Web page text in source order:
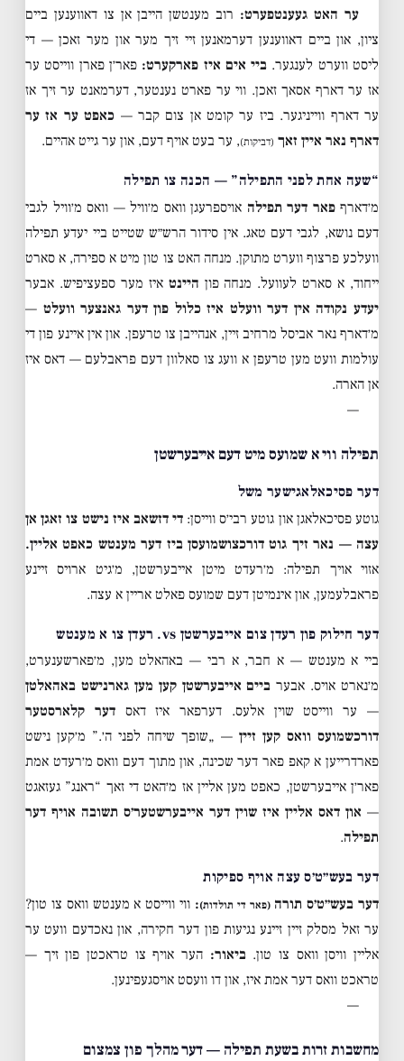
ער האט געענטפערט: רוב מענטשן הייבן אן צו דאווענען ביים
ציון, און ביים דאווענען דערמאנען זיי זיך מער און מער זאכן — די
ליסט ווערט לענגער. ביי אים איז פארקערט: פאר׳ן פארן ווייסט ער
אז ער דארף אסאך זאכן. ווי ער פארט נענטער, דערמאנט ער זיך אז
ער דארף ווייניגער. ביז ער קומט אן צום קבר — כאפט ער אז ער
דארף נאר איין זאך (דביקות), ער בעט אויף דעם, און ער גייט אהיים.
“שעה אחת לפני התפילה” — הכנה צו תפילה
מ׳דארףפאר דער תפילה אויספרעגן וואס מ׳וויל — וואס מ׳וויל לגבי
דעם נושא, לגבי דעם טאג. אין סידור הרש״ש שטייט ביי יעדע תפילה
וועלכע פרצוף ווערט מתוקן. מנחה האט צו טון מיט א ספירה, א סארט
ייחוד, א סארט לעוועל. מנחה פון היינט איז מער ספעציפיש. אבער
יעדע נקודה אין דער וועלט איז כלול פון דער גאנצער וועלט —
מ׳דארף נאר אביסל מרחיב זיין, אנהייבן צו טרעפן. און אין איינע פון די
עולמות וועט מען טרעפן א וועג צו סאלוון דעם פראבלעם — דאס איז
אן הארה.
—
תפילה ווי א שמועס מיט דעם אייבערשטן
דער פסיכאלאגישער משל
גוטע פסיכאלאגן און גוטע רבי׳ס ווייסן: די דזשאב איז נישט צו זאגן אן
עצה — נאר זיך גוט דורכצושמועסן ביז דער מענטש כאפט אליין.
אזוי אויך תפילה: מ׳רעדט מיטן אייבערשטן, מ׳גיט ארויס זיינע
פראבלעמען, און אינמיטן דעם שמועס פאלט אריין א עצה.
דער חילוק פון רעדן צום אייבערשטן vs. רעדן צו א מענטש
ביי א מענטש — א חבר, א רבי — באהאלט מען, מ׳פארשענערט,
מ׳נארט אויס. אבער ביים אייבערשטן קען מען גארנישט באהאלטן
— ער ווייסט שוין אלעס. דערפאר איז דאסדער קלארסטער
דורכשמועס וואס קען זיין — „שופך שיחה לפני ה׳.” מ׳קען נישט
פארדרייען א קאפ פאר דער שכינה, און מתוך דעם וואס מ׳רעדט אמת
פאר׳ן אייבערשטן, כאפט מען אליין אז מ׳האט די זאך “ראנג” געזאגט
— און דאס אליין איז שוין דער אייבערשטער׳ס תשובה אויף דער
תפילה.
דער בעש״ט׳ס עצה אויף ספיקות
דער בעש״ט׳ס תורה(פאר די תולדות): ווי ווייסט א מענטש וואס צו טון?
ער זאל מסלק זיין זיינע נגיעות פון דער חקירה, און נאכדעם וועט ער
אליין וויסן וואס צו טון.ביאור: הער אויף צו טראכטן פון זיך —
טראכט וואס דער אמת איז, און דו וועסט אויסגעפינען.
—
מחשבות זרות בשעת תפילה — דער מהלך פון צמצום